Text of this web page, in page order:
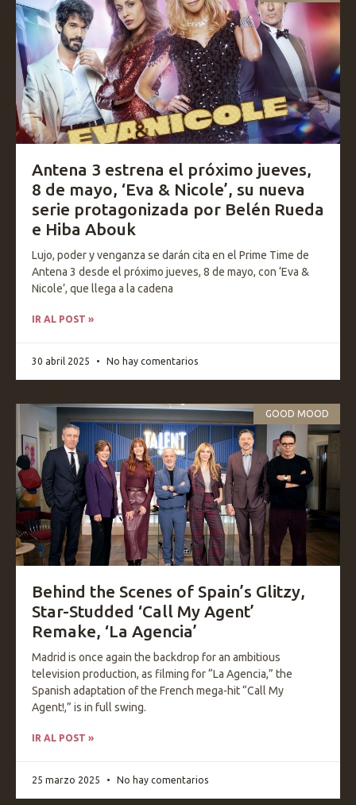
Antena 3 estrena el próximo jueves,
8 de mayo, ‘Eva & Nicole’, su nueva
serie protagonizada por Belén Rueda
e Hiba Abouk
Lujo, poder y venganza se darán cita en el Prime Time de
Antena 3 desde el próximo jueves, 8 de mayo, con ‘Eva &
Nicole’, que llega a la cadena
IR AL POST »
30 abril 2025 No hay comentarios
GOOD MOOD
Behind the Scenes of Spain’s Glitzy,
Star-Studded ‘Call My Agent’
Remake, ‘La Agencia’
Madrid is once again the backdrop for an ambitious
television production, as filming for “La Agencia,” the
Spanish adaptation of the French mega-hit “Call My
Agent!,” is in full swing.
IR AL POST »
25 marzo 2025 No hay comentarios